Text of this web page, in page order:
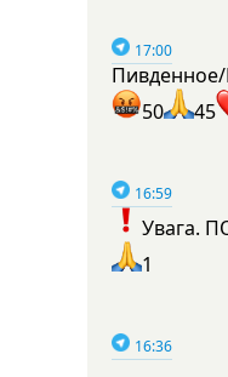
17:00
50
45
16:59
Увага.
1
16:36